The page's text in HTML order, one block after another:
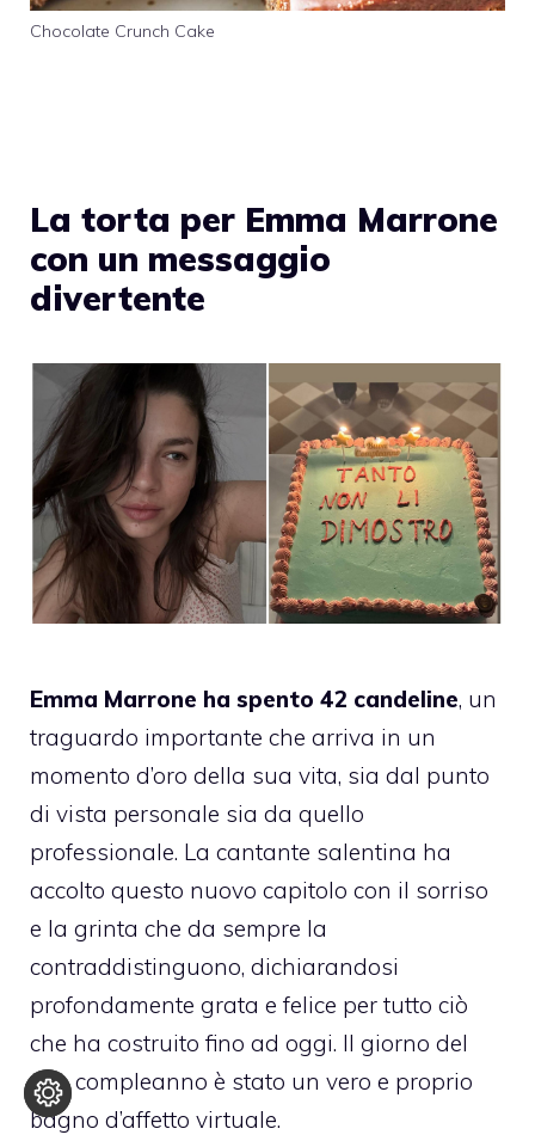
Chocolate Crunch Cake
La torta per Emma Marrone
con un messaggio
divertente
Emma Marrone ha spento 42 candeline, un
traguardo importante che arriva in un
momento d’oro della sua vita, sia dal punto
di vista personale sia da quello
professionale. La cantante salentina ha
accolto questo nuovo capitolo con il sorriso
e la grinta che da sempre la
contraddistinguono, dichiarandosi
profondamente grata e felice per tutto ciò
che ha costruito fino ad oggi. Il giorno del
suo compleanno è stato un vero e proprio
bagno d’affetto virtuale.